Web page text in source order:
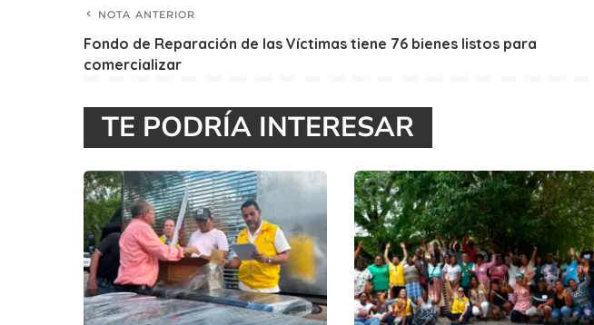
NOTA ANTERIOR
Fondo de Reparación de las Víctimas tiene 76 bienes listos para
comercializar
TE PODRÍA INTERESAR